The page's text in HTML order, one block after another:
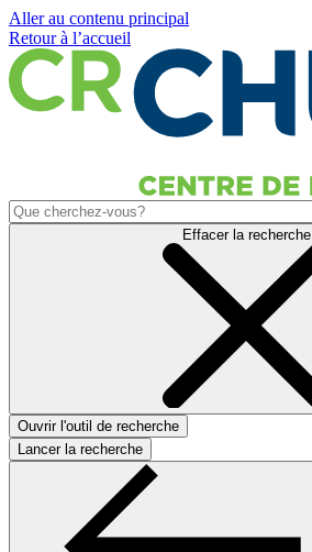
Aller au contenu principal
Retour à l’accueil
Effacer la recherche
Ouvrir l'outil de recherche
Lancer la recherche